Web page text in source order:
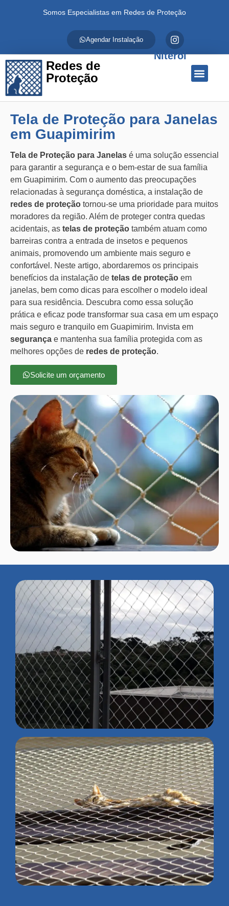
Somos Especialistas em Redes de Proteção
Agendar Instalação
Redes de
Proteção
Niterói
Tela de Proteção para Janelas
em Guapimirim
Tela de Proteção para Janelas é uma solução essencial
para garantir a segurança e o bem-estar de sua família
em Guapimirim. Com o aumento das preocupações
relacionadas à segurança doméstica, a instalação de
redes de proteção tornou-se uma prioridade para muitos
moradores da região. Além de proteger contra quedas
acidentais, as telas de proteção também atuam como
barreiras contra a entrada de insetos e pequenos
animais, promovendo um ambiente mais seguro e
confortável. Neste artigo, abordaremos os principais
benefícios da instalação de telas de proteção em
janelas, bem como dicas para escolher o modelo ideal
para sua residência. Descubra como essa solução
prática e eficaz pode transformar sua casa em um espaço
mais seguro e tranquilo em Guapimirim. Invista em
segurança e mantenha sua família protegida com as
melhores opções de redes de proteção.
Solicite um orçamento